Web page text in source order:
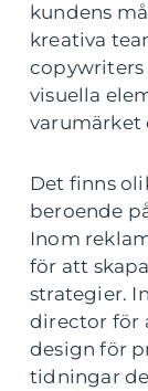
kundens
kreativa
copywriters
visuella
varumärket
Det finns
beroende
Inom
för att
strategier.
director för
design för
tidningar